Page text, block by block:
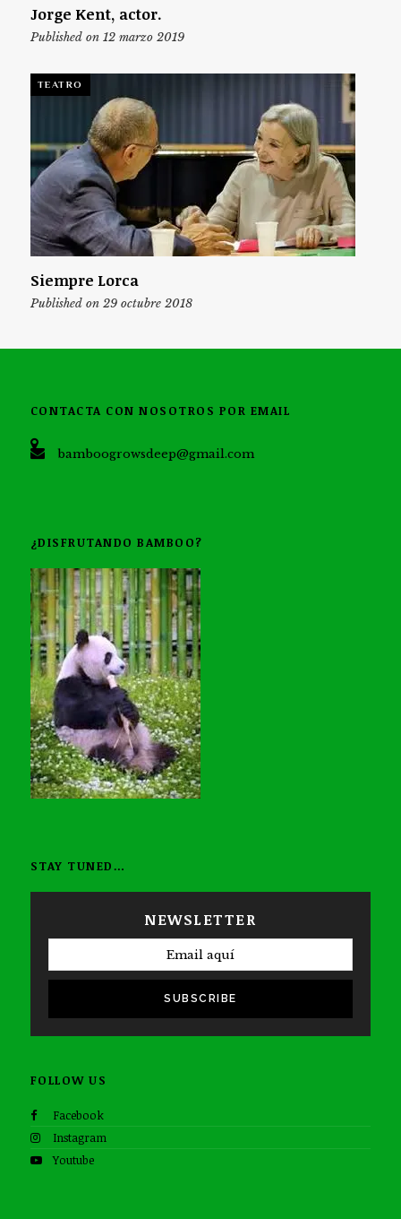
Jorge Kent, actor.
Published on 12 marzo 2019
TEATRO
Siempre Lorca
Published on 29 octubre 2018
CONTACTA CON NOSOTROS POR EMAIL
bamboogrowsdeep@gmail.com
¿DISFRUTANDO BAMBOO?
STAY TUNED…
NEWSLETTER
SUBSCRIBE
FOLLOW US
Facebook
Instagram
Youtube